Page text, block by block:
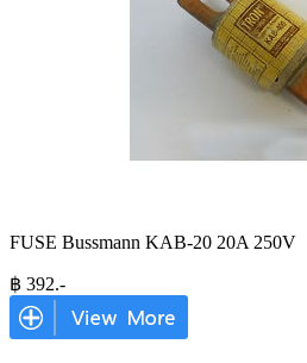
FUSE Bussmann KAB-20 20A 250V
฿ 392.-